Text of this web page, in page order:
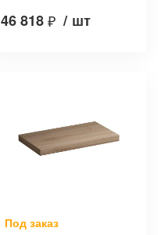
46 818₽ / шт
Под заказ